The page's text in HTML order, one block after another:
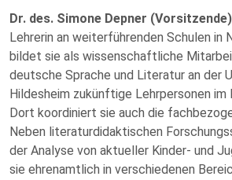
Dr. des. Simone Depner (Vorsitzende)
Lehrerin an weiterführenden Schulen in
bildet sie als wissenschaftliche
deutsche Sprache und Literatur an der
Hildesheim zukünftige Lehrpersonen im
Dort koordiniert sie auch die
Neben literaturdidaktischen
der Analyse von aktueller Kinder- und
sie ehrenamtlich in verschiedenen